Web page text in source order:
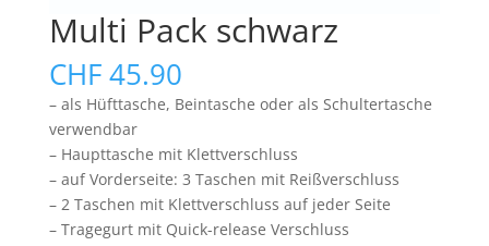
Multi Pack schwarz
CHF45.90
– als Hüfttasche, Beintasche oder als Schultertasche
verwendbar
– Haupttasche mit Klettverschluss
– auf Vorderseite: 3 Taschen mit Reißverschluss
– 2 Taschen mit Klettverschluss auf jeder Seite
– Tragegurt mit Quick-release Verschluss